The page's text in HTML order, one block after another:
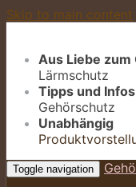
Skip to main content
Aus Liebe zum
Lärmschutz
Tipps und Infos
Gehörschutz
Unabhängig
Toggle navigation